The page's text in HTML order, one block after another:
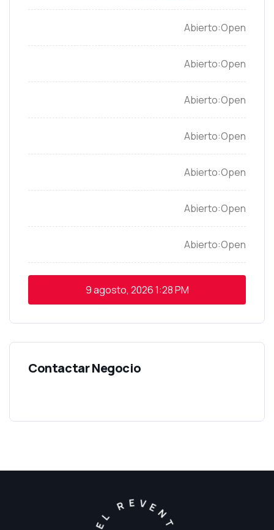
Open
Open
Open
Open
Open
Open
Open
9 agosto, 20261:28 PM